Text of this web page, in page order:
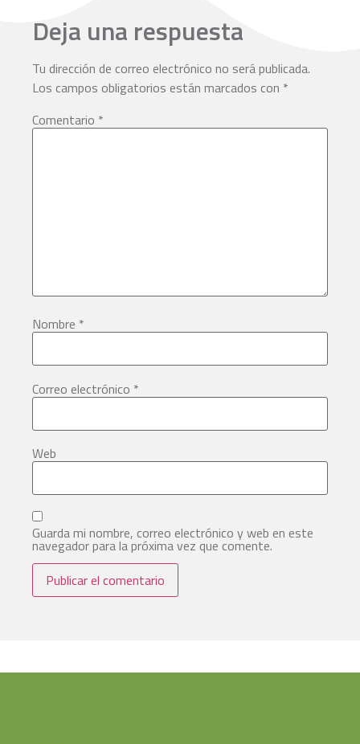
Deja una respuesta
Tu dirección de correo electrónico no será publicada.
Los campos obligatorios están marcados con *
Comentario *
Nombre *
Correo electrónico *
Web
Guarda mi nombre, correo electrónico y web en este
navegador para la próxima vez que comente.